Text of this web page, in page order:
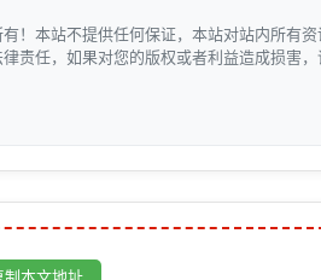
！本站不提供任何保证，本站对站内所有
责任，如果对您的版权或者利益造成损害
制本文地址